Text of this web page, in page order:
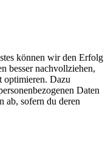
können wir den Erfolg
besser nachvollziehen,
optimieren. Dazu
Daten
ab, sofern du deren